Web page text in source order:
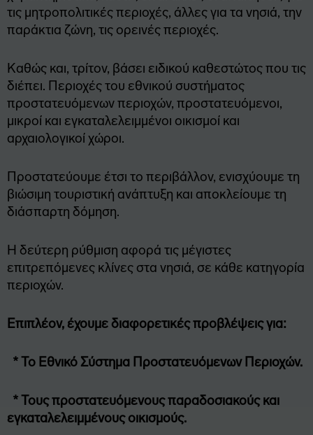
τις μητροπολιτικές περιοχές, άλλες για τα νησιά, την
παράκτια ζώνη, τις ορεινές περιοχές.
Καθώς και, τρίτον, βάσει ειδικού καθεστώτος που τις
διέπει. Περιοχές του εθνικού συστήματος
προστατευόμενων περιοχών, προστατευόμενοι,
μικροί και εγκαταλελειμμένοι οικισμοί και
αρχαιολογικοί χώροι.
Προστατεύουμε έτσι το περιβάλλον, ενισχύουμε τη
βιώσιμη τουριστική ανάπτυξη και αποκλείουμε τη
διάσπαρτη δόμηση.
Η δεύτερη ρύθμιση αφορά τις μέγιστες
επιτρεπόμενες κλίνες στα νησιά, σε κάθε κατηγορία
περιοχών.
Επιπλέον, έχουμε διαφορετικές προβλέψεις για:
* Το Εθνικό Σύστημα Προστατευόμενων Περιοχών.
* Τους προστατευόμενους παραδοσιακούς και
εγκαταλελειμμένους οικισμούς.